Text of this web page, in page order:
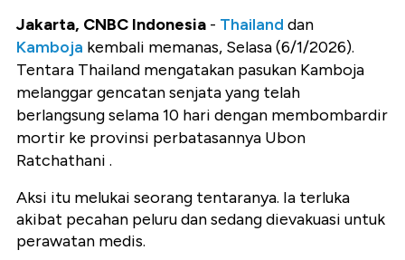
Jakarta, CNBC Indonesia - Thailand dan
Kamboja kembali memanas, Selasa (6/1/2026).
Tentara Thailand mengatakan pasukan Kamboja
melanggar gencatan senjata yang telah
berlangsung selama 10 hari dengan membombardir
mortir ke provinsi perbatasannya Ubon
Ratchathani .
Aksi itu melukai seorang tentaranya. Ia terluka
akibat pecahan peluru dan sedang dievakuasi untuk
perawatan medis.